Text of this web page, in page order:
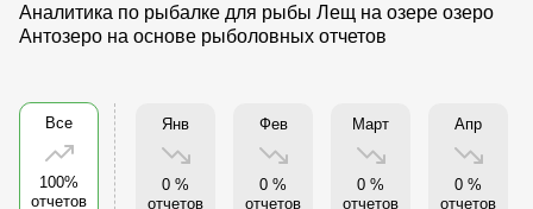
Аналитика по рыбалке для рыбы Лещ на озере озеро
Антозеро на основе рыболовных отчетов
Все
100%
отчетов
Янв
0 %
отчетов
Фев
0 %
отчетов
Март
0 %
отчетов
Апр
0 %
отчетов